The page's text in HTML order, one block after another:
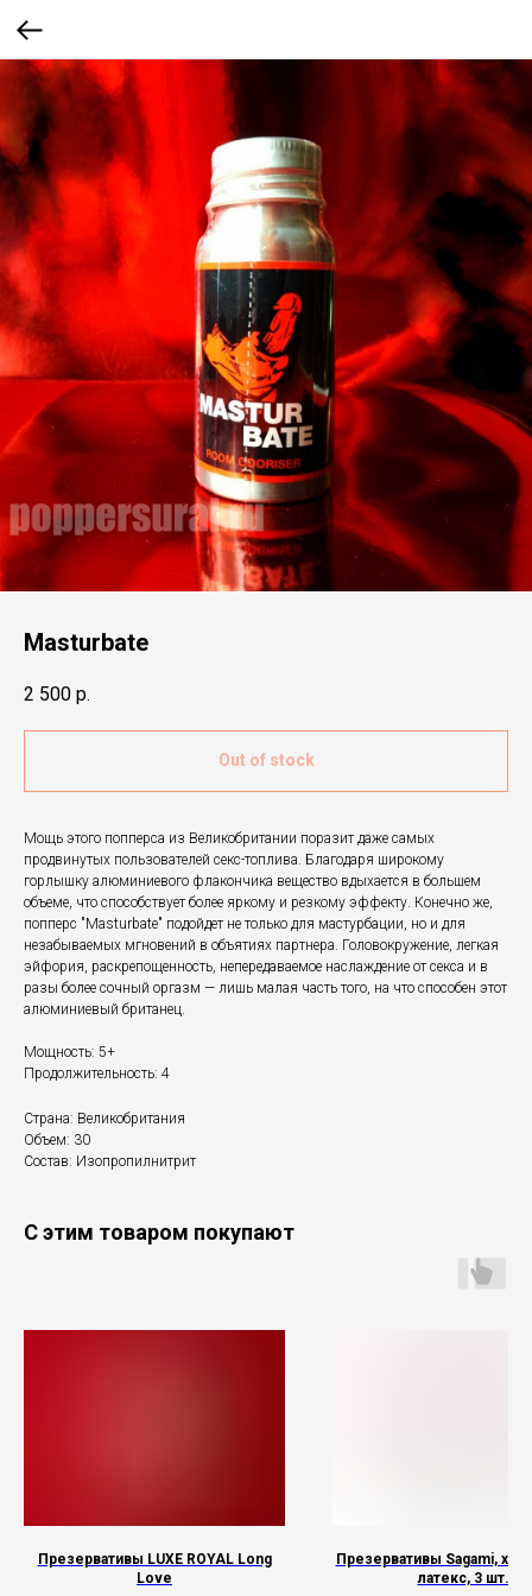
Masturbate
2 500 р.
Out of stock
Мощь этого попперса из Великобритании поразит даже самых
продвинутых пользователей секс-топлива. Благодаря широкому
горлышку алюминиевого флакончика вещество вдыхается в большем
объеме, что способствует более яркому и резкому эффекту. Конечно же,
попперс "Masturbate" подойдет не только для мастурбации, но и для
незабываемых мгновений в объятиях партнера. Головокружение, легкая
эйфория, раскрепощенность, непередаваемое наслаждение от секса и в
разы более сочный оргазм — лишь малая часть того, на что способен этот
алюминиевый британец.
Мощность: 5+
Продолжительность: 4
Страна: Великобритания
Объем: 30
Состав: Изопропилнитрит
С этим товаром покупают
Презервативы LUXE ROYAL Long
Love
Презервативы Sagami,
латекс, 3 шт.